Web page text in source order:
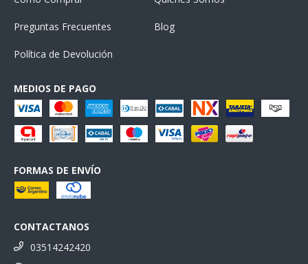
Preguntas Frecuentes Blog
Política de Devolución
MEDIOS DE PAGO
FORMAS DE ENVÍO
CONTACTANOS
03514242420